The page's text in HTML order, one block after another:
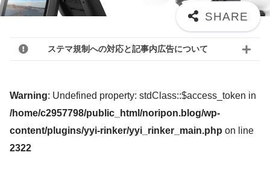
ステマ規制への対応と記事内広告について
Warning: Undefined property: stdClass::$access_token in
/home/c2957798/public_html/noripon.blog/wp-
content/plugins/yyi-rinker/yyi_rinker_main.php on line
2322